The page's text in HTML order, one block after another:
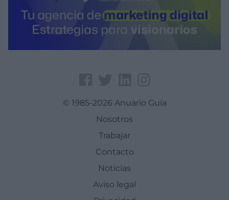
© 1985-2026 Anuario Guía
Nosotros
Trabajar
Contacto
Noticias
Aviso legal